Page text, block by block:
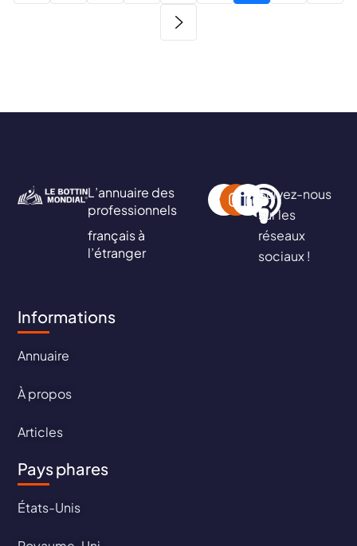
L’annuaire des
professionnels
français à
l’étranger
Suivez-nous
sur les
réseaux
sociaux !
Informations
Annuaire
À propos
Articles
Pays phares
États-Unis